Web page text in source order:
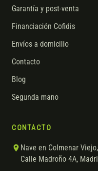
Garantía y post-venta
Financiación Cofidis
Envíos a domicilio
Contacto
Blog
Segunda mano
CONTACTO
Nave en Colmenar Viejo,
Calle Madroño 4A,